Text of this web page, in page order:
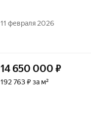
11 февраля 2026
14 650 000 ₽
192 763 ₽ за м²